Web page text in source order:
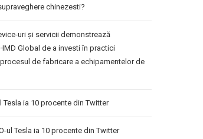
chinezesti?
uri și servicii demonstrează
Global de a investi în practici
de fabricare a echipamentelor de
Tesla ia 10 procente din Twitter
ul Tesla ia 10 procente din Twitter